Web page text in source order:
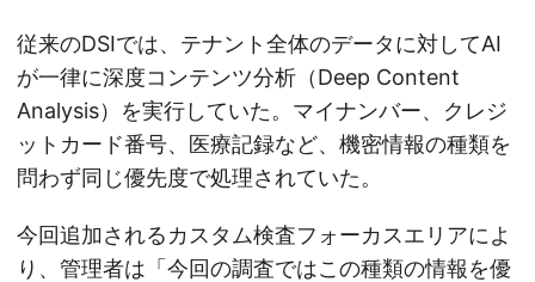
従来のDSIでは、テナント全体のデータに対してAI
が一律に深度コンテンツ分析（Deep Content
Analysis）を実行していた。マイナンバー、クレジ
ットカード番号、医療記録など、機密情報の種類を
問わず同じ優先度で処理されていた。
今回追加されるカスタム検査フォーカスエリアによ
り、管理者は「今回の調査ではこの種類の情報を優